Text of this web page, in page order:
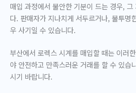
매입 과정에서 불안한 기분이 드는 경우,
다. 판매자가 지나치게 서두르거나, 불투명
우 사기일 수 있습니다.
부산에서 로렉스 시계를 매입할 때는 이러
야 안전하고 만족스러운 거래를 할 수 있습
시기 바랍니다.